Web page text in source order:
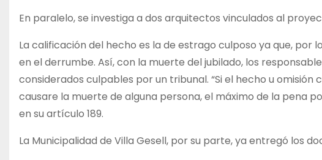
En paralelo, se investiga a dos arquitectos vinculados al
La calificación del hecho es la de estrago culposo ya que,
en el derrumbe. Así, con la muerte del jubilado, los
considerados culpables por un tribunal. “Si el hecho u
causare la muerte de alguna persona, el máximo de la pena
en su artículo 189.
La Municipalidad de Villa Gesell, por su parte, ya entregó los